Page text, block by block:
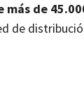
más de
de